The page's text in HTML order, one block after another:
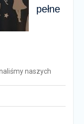
pełne
naszych